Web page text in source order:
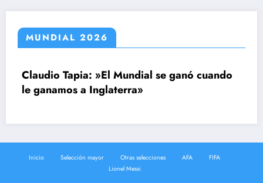
MUNDIAL 2026
Claudio Tapia: »El Mundial se ganó cuando
le ganamos a Inglaterra»
Inicio Selección mayor Otras selecciones AFA
FIFA
Lionel Messi